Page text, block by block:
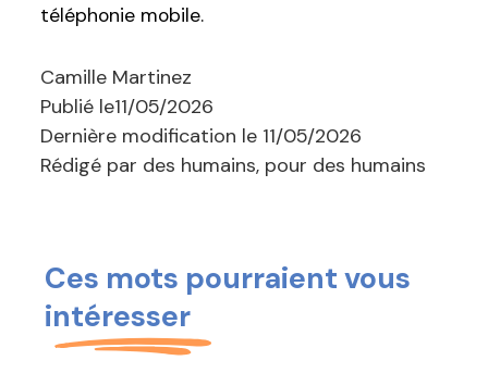
téléphonie mobile.
Camille Martinez
Publié le11/05/2026
Dernière modification le 11/05/2026
Rédigé par des humains, pour des humains
Ces mots pourraient vous
intéresser